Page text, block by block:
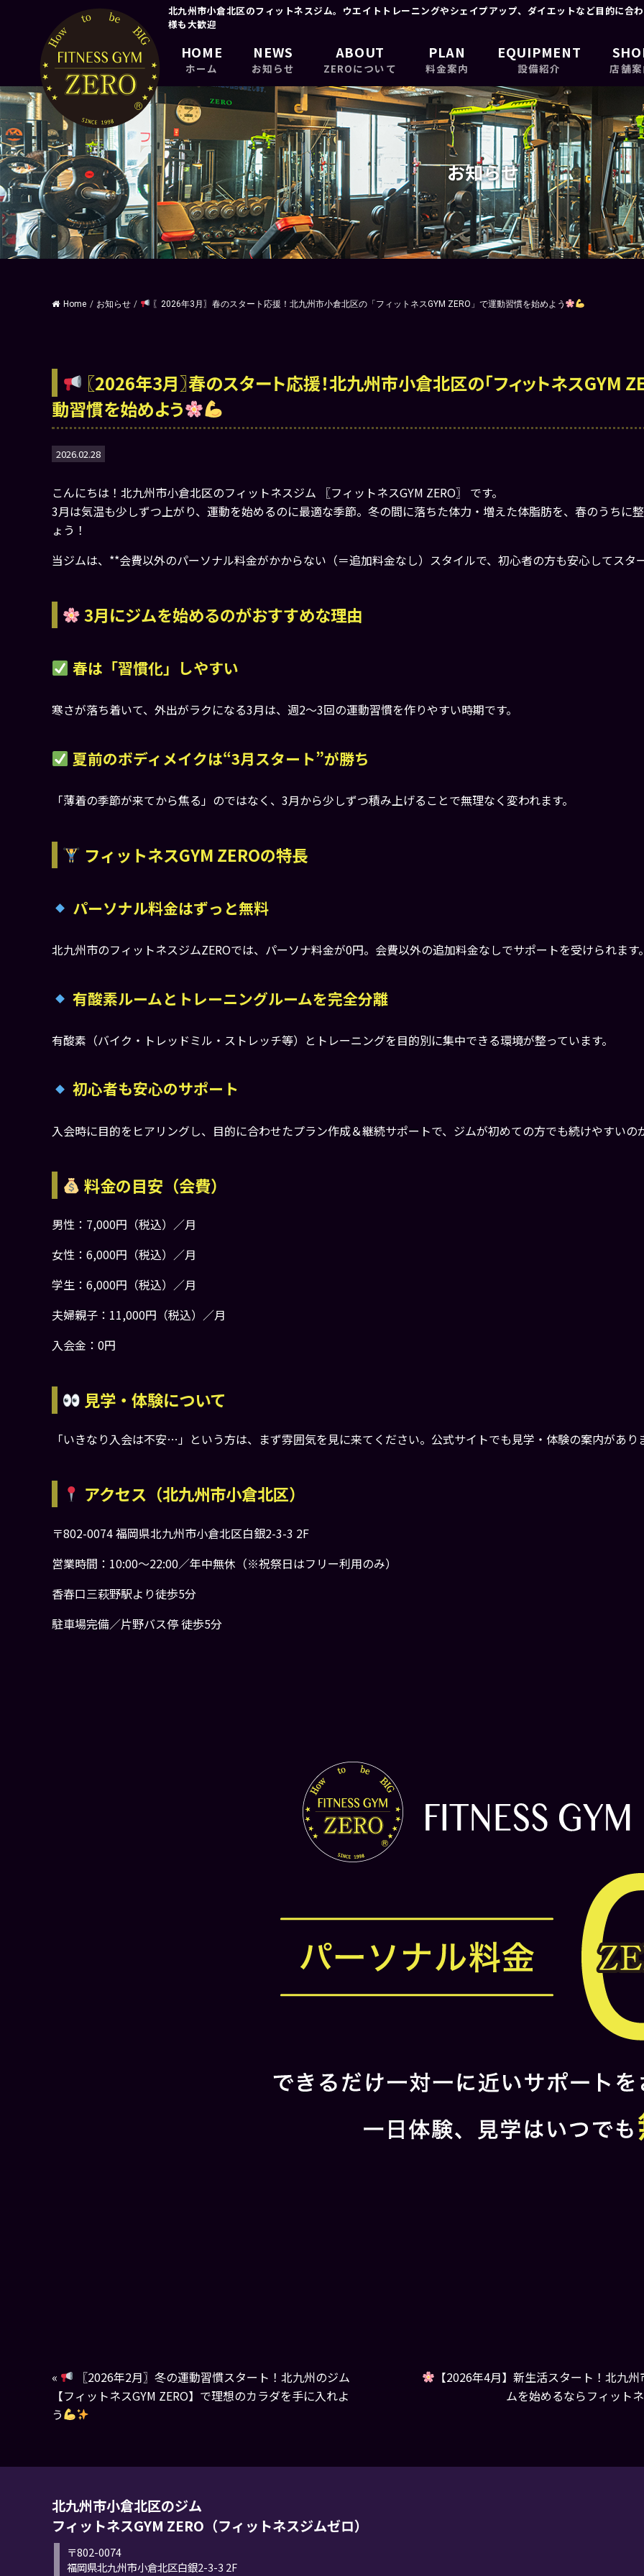
北九州市小倉北区のフィットネスジム。ウエイトトレーニングやシェイプアップ、ダイエットなど目的に合
様も大歓迎
HOME
ホーム
NEWS
お知らせ
ABOUT
ZEROについて
PLAN
料金案内
EQUIPMENT
設備紹介 店舗
お知らせ
Home / お知らせ / 〖2026年3月〗春のスタート応援！北九州市小倉北区の「フィットネスGYM ZERO」で運動習慣を始めよう
〖2026年3月〗春のスタート応援！北九州市小倉北区の「フィットネスGYM
動習慣を始めよう
2026.02.28
こんにちは！北九州市小倉北区のフィットネスジム 〖フィットネスGYM ZERO〗 です。
3月は気温も少しずつ上がり、運動を始めるのに最適な季節。冬の間に落ちた体力・増えた体脂肪を、春のうちに
ょう！
当ジムは、**会費以外のパーソナル料金がかからない（＝追加料金なし）スタイルで、初心者の方も安心してスタ
3月にジムを始めるのがおすすめな理由
春は「習慣化」しやすい
寒さが落ち着いて、外出がラクになる3月は、週2〜3回の運動習慣を作りやすい時期です。
夏前のボディメイクは“3月スタート”が勝ち
「薄着の季節が来てから焦る」のではなく、3月から少しずつ積み上げることで無理なく変われます。
フィットネスGYM ZEROの特長
パーソナル料金はずっと無料
北九州市のフィットネスジムZEROでは、パーソナ料金が0円。会費以外の追加料金なしでサポートを受けられます
有酸素ルームとトレーニングルームを完全分離
有酸素（バイク・トレッドミル・ストレッチ等）とトレーニングを目的別に集中できる環境が整っています。
初心者も安心のサポート
入会時に目的をヒアリングし、目的に合わせたプラン作成＆継続サポートで、ジムが初めての方でも続けやすいの
料金の目安（会費）
男性：7,000円（税込）／月
女性：6,000円（税込）／月
学生：6,000円（税込）／月
夫婦親子：11,000円（税込）／月
入会金：0円
見学・体験について
「いきなり入会は不安…」という方は、まず雰囲気を見に来てください。公式サイトでも見学・体験の案内があり
アクセス（北九州市小倉北区）
〒802-0074 福岡県北九州市小倉北区白銀2-3-3 2F
営業時間：10:00〜22:00／年中無休（※祝祭日はフリー利用のみ）
香春口三萩野駅より徒歩5分
駐車場完備／片野バス停 徒歩5分
«
〖2026年2月〗冬の運動習慣スタート！北九州のジム
【フィットネスGYM ZERO】で理想のカラダを手に入れよ
う
【2026年4月】新生活スタート！北九
ムを始めるならフィット
北九州市小倉北区のジム
フィットネスGYM ZERO（フィットネスジムゼロ）
〒802-0074
福岡県北九州市小倉北区白銀2-3-3 2F